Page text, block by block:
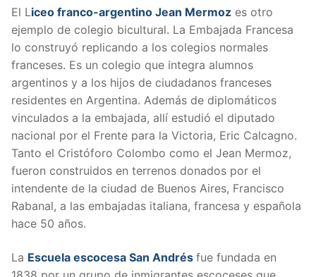
El Liceo franco-argentino Jean Mermoz es otro
ejemplo de colegio bicultural. La Embajada Francesa
lo construyó replicando a los colegios normales
franceses. Es un colegio que integra alumnos
argentinos y a los hijos de ciudadanos franceses
residentes en Argentina. Además de diplomáticos
vinculados a la embajada, allí estudió el diputado
nacional por el Frente para la Victoria, Eric Calcagno.
Tanto el Cristóforo Colombo como el Jean Mermoz,
fueron construidos en terrenos donados por el
intendente de la ciudad de Buenos Aires, Francisco
Rabanal, a las embajadas italiana, francesa y española
hace 50 años.
La Escuela escocesa San Andrés fue fundada en